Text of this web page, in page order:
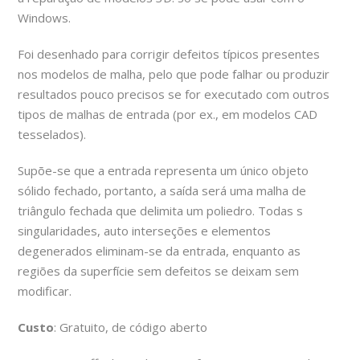
Início / SAMT SUDOE
Copyright 2017 - All Right Reserved
Powered By Davanter.es
Windows.
Foi desenhado para corrigir defeitos típicos presentes
nos modelos de malha, pelo que pode falhar ou produzir
resultados pouco precisos se for executado com outros
tipos de malhas de entrada (por ex., em modelos CAD
tesselados).
Supõe-se que a entrada representa um único objeto
sólido fechado, portanto, a saída será uma malha de
triângulo fechada que delimita um poliedro. Todas s
singularidades, auto interseções e elementos
degenerados eliminam-se da entrada, enquanto as
regiões da superfície sem defeitos se deixam sem
modificar.
Custo: Gratuito, de código aberto